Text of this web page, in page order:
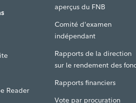
Reader
aperçus du FNB
Comité d'examen
indépendant
Rapports de la direction
sur le rendement des
Rapports financiers
Vote par procuration